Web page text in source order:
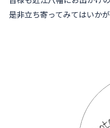
是非立ち寄ってみてはいか